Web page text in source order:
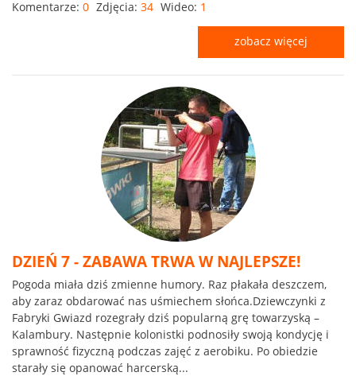
Komentarze: 0 Zdjęcia: 34 Wideo: 1
zobacz więcej
DZIEŃ 7 - ZABAWA TRWA W NAJLEPSZE!
Pogoda miała dziś zmienne humory. Raz płakała deszczem,
aby zaraz obdarować nas uśmiechem słońca.Dziewczynki z
Fabryki Gwiazd rozegrały dziś popularną grę towarzyską –
Kalambury. Następnie kolonistki podnosiły swoją kondycję i
sprawność fizyczną podczas zajęć z aerobiku. Po obiedzie
starały się opanować harcerską...